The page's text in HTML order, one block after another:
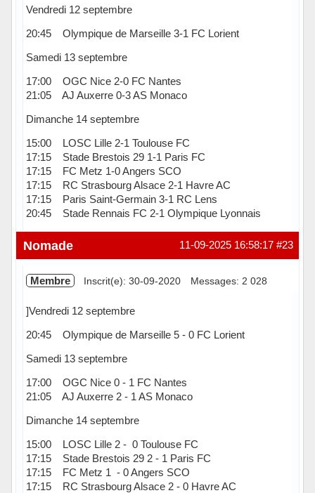
Vendredi 12 septembre
20:45 Olympique de Marseille 3-1 FC Lorient
Samedi 13 septembre
17:00 OGC Nice 2-0 FC Nantes
21:05 AJ Auxerre 0-3 AS Monaco
Dimanche 14 septembre
15:00 LOSC Lille 2-1 Toulouse FC
17:15 Stade Brestois 29 1-1 Paris FC
17:15 FC Metz 1-0 Angers SCO
17:15 RC Strasbourg Alsace 2-1 Havre AC
17:15 Paris Saint-Germain 3-1 RC Lens
20:45 Stade Rennais FC 2-1 Olympique Lyonnais
Hors ligne #23
11-09-2025 16:58:17
Nomade
Membre Inscrit(e): 30-09-2020 Messages: 2 028
]Vendredi 12 septembre
20:45 Olympique de Marseille 5 - 0 FC Lorient
Samedi 13 septembre
17:00 OGC Nice 0 - 1 FC Nantes
21:05 AJ Auxerre 2 - 1 AS Monaco
Dimanche 14 septembre
15:00 LOSC Lille 2 - 0 Toulouse FC
17:15 Stade Brestois 29 2 - 1 Paris FC
17:15 FC Metz 1 - 0 Angers SCO
17:15 RC Strasbourg Alsace 2 - 0 Havre AC